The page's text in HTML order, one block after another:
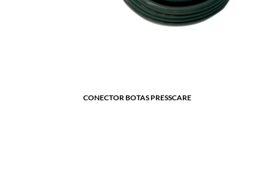
CONECTOR BOTAS PRESSCARE